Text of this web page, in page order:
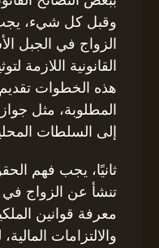
وقبل كل شيء، يجب
الزواج في الجبل
القانونية اللازمة
هذه الخطوات
المطلوبة، مثل
إلى السلطات
ثانيًا، يجب فهم
تنشأ عن الزواج
معرفة قوانين
والالتزامات